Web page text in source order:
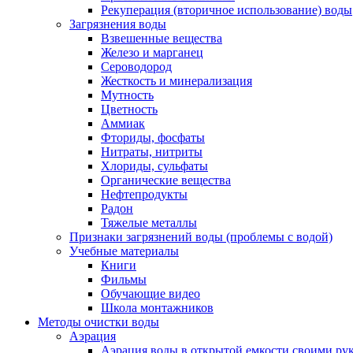
Рекуперация (вторичное использование) воды
Загрязнения воды
Взвешенные вещества
Железо и марганец
Сероводород
Жесткость и минерализация
Мутность
Цветность
Аммиак
Фториды, фосфаты
Нитраты, нитриты
Хлориды, сульфаты
Органические вещества
Нефтепродукты
Радон
Тяжелые металлы
Признаки загрязнений воды (проблемы с водой)
Учебные материалы
Книги
Фильмы
Обучающие видео
Школа монтажников
Методы очистки воды
Аэрация